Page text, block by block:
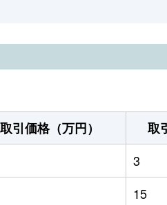
引価格（万円）
取
3
15